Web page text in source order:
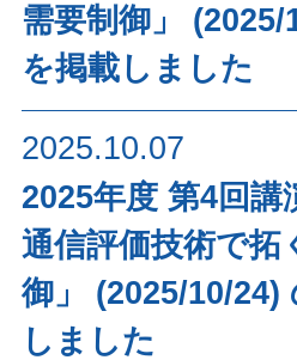
需要制御」 (2025/
を掲載しました
2025.10.07
2025年度 第4回
通信評価技術で拓
御」 (2025/10/24)
しました